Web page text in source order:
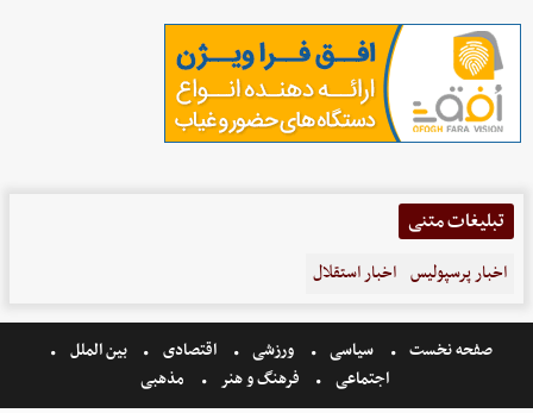
تبلیغات متنی
اخبار پرسپولیس اخبار استقلال
صفحه نخست سیاسی ورزشی اقتصادی
بین الملل
اجتماعی
فرهنگ و هنر مذهبی